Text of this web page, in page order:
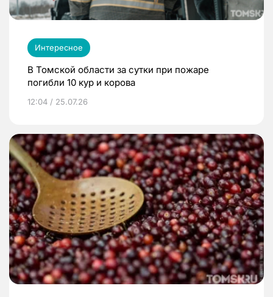
Интересное
В Томской области за сутки при пожаре
погибли 10 кур и корова
12:04 / 25.07.26